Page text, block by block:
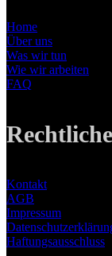
Home
Über uns
Was wir tun
Wie wir arbeiten
FAQ
Kontakt
AGB
Impressum
Haftungsausschluss